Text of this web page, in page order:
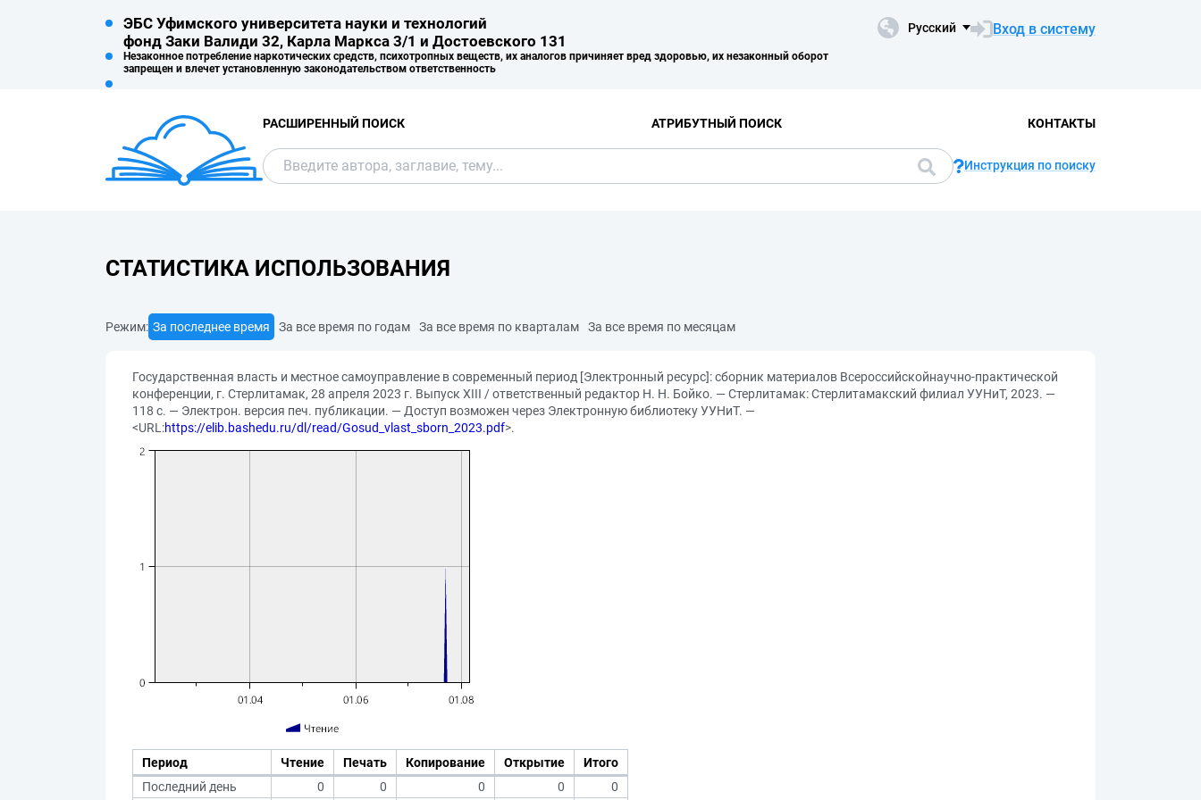
ЭБС Уфимского университета науки и технологий
фонд Заки Валиди 32, Карла Маркса 3/1 и Достоевского 131
Незаконное потребление наркотических средств, психотропных веществ, их аналогов причиняет вред здоровью, их незаконный оборот
запрещен и влечет установленную законодательством ответственность
Русский Вход в систему
РАСШИРЕННЫЙ ПОИСК АТРИБУТНЫЙ ПОИСК КОНТАКТЫ
Инструкция по поиску
СТАТИСТИКА ИСПОЛЬЗОВАНИЯ
Режим: За последнее время За все время по годам За все время по кварталам За все время по месяцам
Государственная власть и местное самоуправление в современный период [Электронный ресурс]: сборник материалов Всероссийскойнаучно-практической
конференции, г. Стерлитамак, 28 апреля 2023 г. Выпуск ХIII / ответственный редактор Н. Н. Бойко. — Стерлитамак: Стерлитамакский филиал УУНиТ, 2023. —
118 с. — Электрон. версия печ. публикации. — Доступ возможен через Электронную библиотеку УУНиТ. —
<URL:https://elib.bashedu.ru/dl/read/Gosud_vlast_sborn_2023.pdf>.
Период Чтение Печать Копирование Открытие
Итого
Последний день
0 0 0 0 0